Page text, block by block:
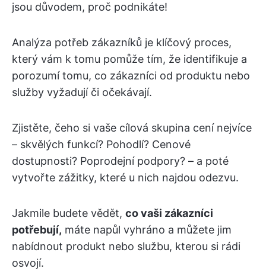
jsou důvodem, proč podnikáte!
Analýza potřeb zákazníků je klíčový proces,
který vám k tomu pomůže tím, že identifikuje a
porozumí tomu, co zákazníci od produktu nebo
služby vyžadují či očekávají.
Zjistěte, čeho si vaše cílová skupina cení nejvíce
– skvělých funkcí? Pohodlí? Cenové
dostupnosti? Poprodejní podpory? – a poté
vytvořte zážitky, které u nich najdou odezvu.
Jakmile budete vědět, co vaši zákazníci
potřebují, máte napůl vyhráno a můžete jim
nabídnout produkt nebo službu, kterou si rádi
osvojí.